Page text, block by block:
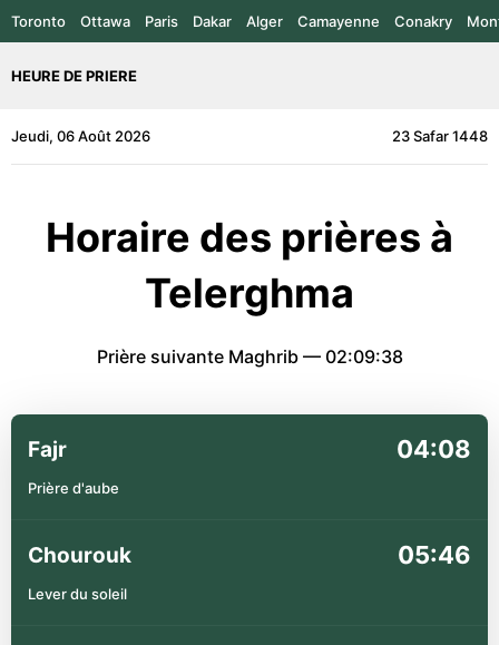
Toronto Ottawa Paris Dakar Alger Camayenne Conakry
HEURE DE PRIERE
Jeudi, 06 Août 2026 23 Safar 1448
Horaire des prières à
Telerghma
Prière suivante Maghrib — 02:09:38
Fajr 04:08
Prière d'aube
Chourouk 05:46
Lever du soleil